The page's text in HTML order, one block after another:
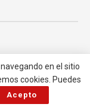
en el sitio
cookies. Puedes
Acepto